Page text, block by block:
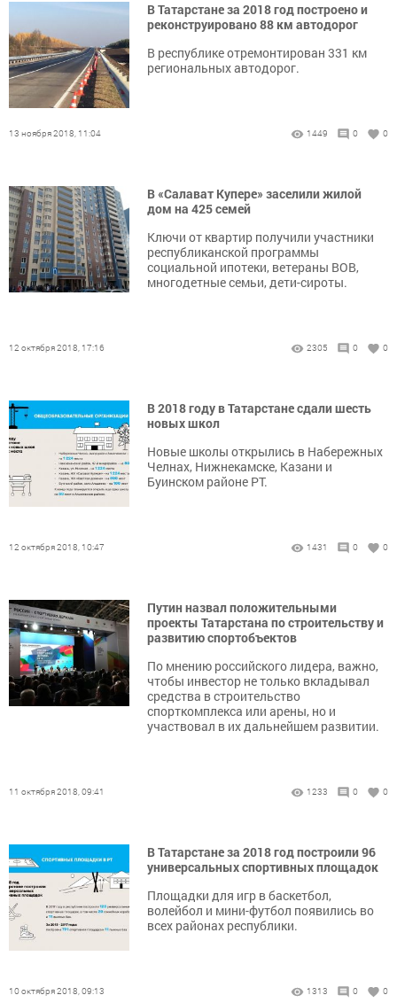
В Татарстане за 2018 год построено и
реконструировано 88 км автодорог
В республике отремонтирован 331 км
региональных автодорог.
13 ноября 2018, 11:04 1449 0 0
В «Салават Купере» заселили жилой
дом на 425 семей
Ключи от квартир получили участники
республиканской программы
социальной ипотеки, ветераны ВОВ,
многодетные семьи, дети-сироты.
12 октября 2018, 17:16 2305 0 0
В 2018 году в Татарстане сдали шесть
новых школ
Новые школы открылись в Набережных
Челнах, Нижнекамске, Казани и
Буинском районе РТ.
12 октября 2018, 10:47 1431 0 0
Путин назвал положительными
проекты Татарстана по строительству и
развитию спортобъектов
По мнению российского лидера, важно,
чтобы инвестор не только вкладывал
средства в строительство
спорткомплекса или арены, но и
участвовал в их дальнейшем развитии.
11 октября 2018, 09:41 1233 0 0
В Татарстане за 2018 год построили 96
универсальных спортивных площадок
Площадки для игр в баскетбол,
волейбол и мини-футбол появились во
всех районах республики.
10 октября 2018, 09:13 1313 0 0